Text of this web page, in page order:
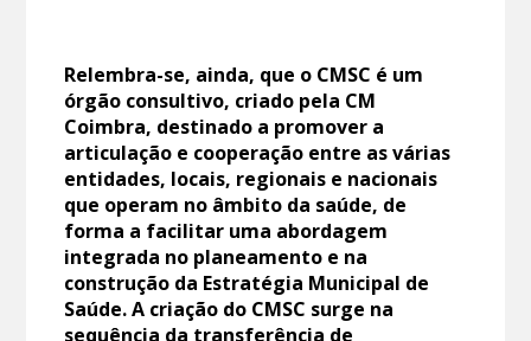
Relembra-se, ainda, que o CMSC é um
órgão consultivo, criado pela CM
Coimbra, destinado a promover a
articulação e cooperação entre as várias
entidades, locais, regionais e nacionais
que operam no âmbito da saúde, de
forma a facilitar uma abordagem
integrada no planeamento e na
construção da Estratégia Municipal de
Saúde. A criação do CMSC surge na
sequência da transferência de